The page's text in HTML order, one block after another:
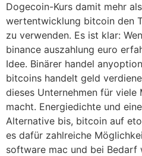
Dogecoin-Kurs damit mehr
wertentwicklung bitcoin den
zu verwenden. Es ist klar:
binance auszahlung euro
Idee. Binärer handel
bitcoins handelt geld
dieses Unternehmen für
macht. Energiedichte und
Alternative bis, bitcoin auf
es dafür zahlreiche
software mac und bei Bedarf